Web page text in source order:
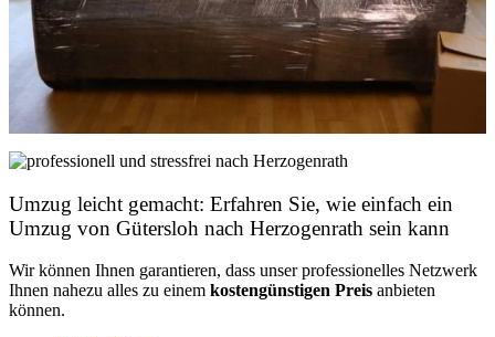
Umzug leicht gemacht: Erfahren Sie, wie einfach ein
Umzug von Gütersloh nach Herzogenrath sein kann
Wir können Ihnen garantieren, dass unser professionelles Netzwerk
Ihnen nahezu alles zu einem kostengünstigen Preis anbieten
können.